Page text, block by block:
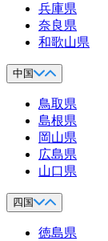
兵庫県
奈良県
和歌山県
中国
鳥取県
島根県
岡山県
広島県
山口県
四国
徳島県